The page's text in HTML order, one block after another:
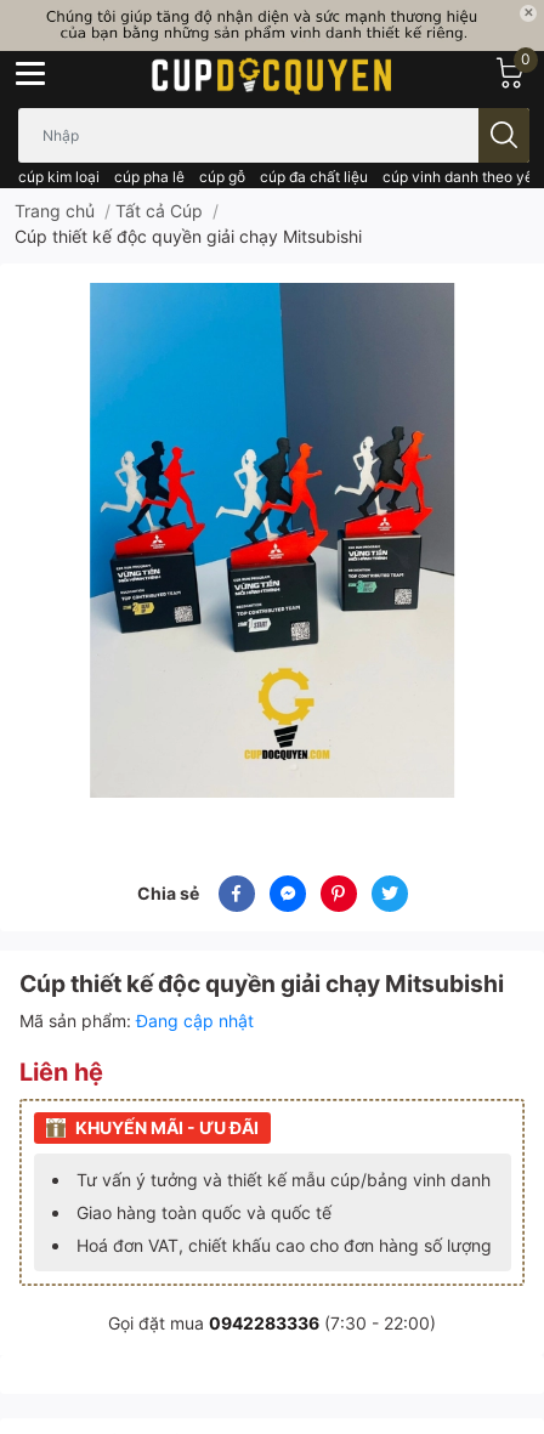
cúp kim loại cúp pha lê cúp gỗ cúp đa chất liệu cúp vinh danh theo
0
Trang chủ / Tất cả Cúp /
Cúp thiết kế độc quyền giải chạy Mitsubishi
Chia sẻ
Cúp thiết kế độc quyền giải chạy Mitsubishi
Mã sản phẩm:Đang cập nhật
Liên hệ
KHUYẾN MÃI - ƯU ĐÃI
Tư vấn ý tưởng và thiết kế mẫu cúp/bảng vinh danh
Giao hàng toàn quốc và quốc tế
Hoá đơn VAT, chiết khấu cao cho đơn hàng số lượng
Gọi đặt mua 0942283336 (7:30 - 22:00)